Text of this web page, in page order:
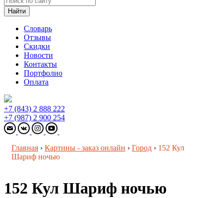
Найти
Словарь
Отзывы
Скидки
Новости
Контакты
Портфолио
Оплата
+7 (843) 2 888 222
+7 (987) 2 900 254
Главная › Картины - заказ онлайн › Город › 152 Кул
Шариф ночью
152 Кул Шариф ночью